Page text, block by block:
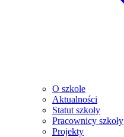
O szkole
Aktualności
Statut szkoły
Pracownicy szkoły
Projekty